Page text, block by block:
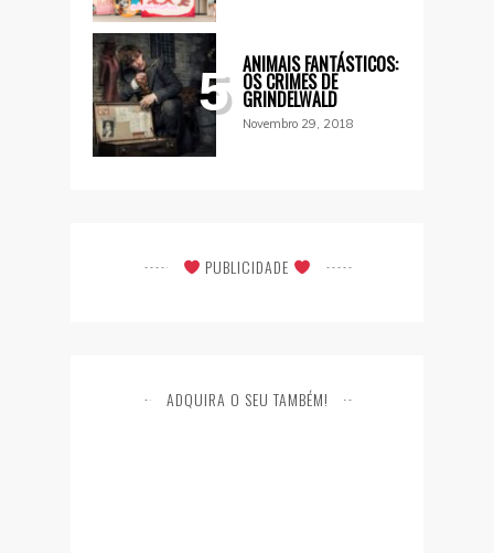
5 ANIMAIS FANTÁSTICOS:
OS CRIMES DE
GRINDELWALD
Novembro 29, 2018
PUBLICIDADE
ADQUIRA O SEU TAMBÉM!